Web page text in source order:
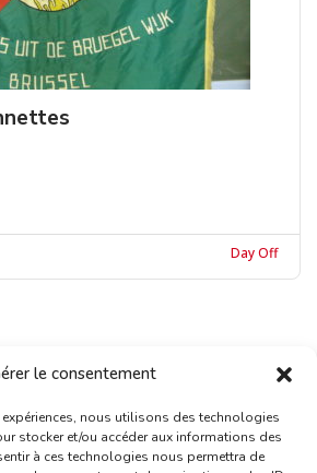
le consentement
nous utilisons des technologies
stocker et/ou accéder aux informations des
à ces technologies nous permettra de
Day Off